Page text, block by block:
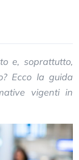
e, soprattutto,
Ecco la guida
vigenti in